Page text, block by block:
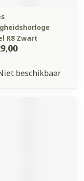
R8 Zwart
beschikbaar